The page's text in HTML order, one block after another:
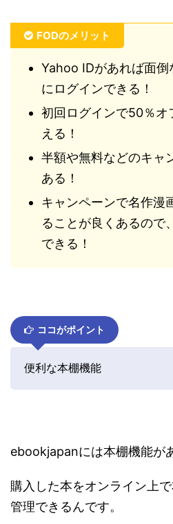
FODのメリット
Yahoo IDがあれば面倒
にログインできる！
初回ログインで50％オ
える！
半額や無料などのキャ
ある！
キャンペーンで名作漫
ることが良くあるので
できる！
ココがポイント
便利な本棚機能
ebookjapanには本棚機能が
購入した本をオンライン上
管理できるんです。